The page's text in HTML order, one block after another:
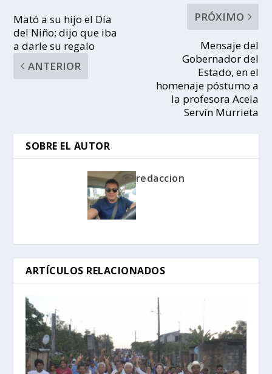
Mató a su hijo el Día
del Niño; dijo que iba
a darle su regalo
ANTERIOR
PRÓXIMO
Mensaje del
Gobernador del
Estado, en el
homenaje póstumo a
la profesora Acela
Servín Murrieta
SOBRE EL AUTOR
redaccion
ARTÍCULOS RELACIONADOS